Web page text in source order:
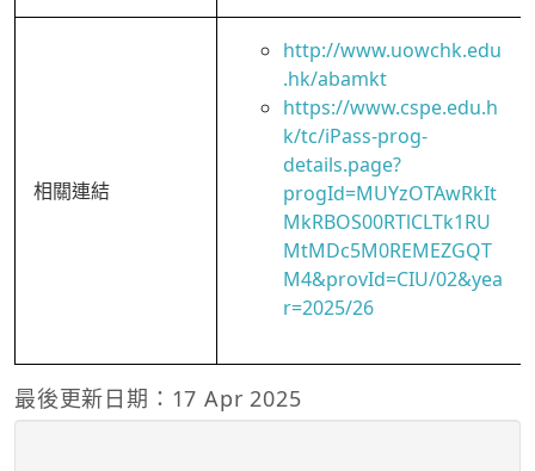
相關連結
http://www.uowchk.edu
.hk/abamkt
https://www.cspe.edu.h
k/tc/iPass-prog-
details.page?
progId=MUYzOTAwRkIt
MkRBOS00RTlCLTk1RU
MtMDc5M0REMEZGQT
M4&provId=CIU/02&yea
r=2025/26
最後更新日期：17 Apr 2025